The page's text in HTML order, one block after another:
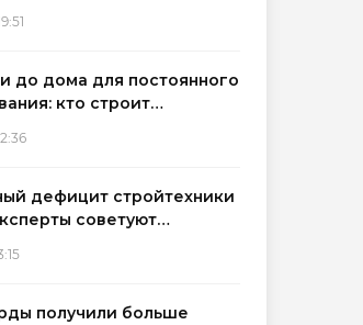
льгот для инвесторов
до дома для постоянного
кто строит
регионе
дефицит стройтехники
советуют
получили больше